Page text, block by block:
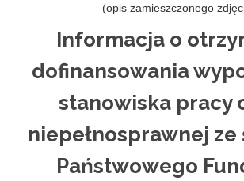
(opis zamieszczonego
Informacja o
dofinansowania
stanowiska pracy
niepełnosprawnej
Państwowego